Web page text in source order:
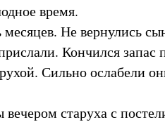
время.
Не вернулись
Кончился
Сильно ослабели
старуха с